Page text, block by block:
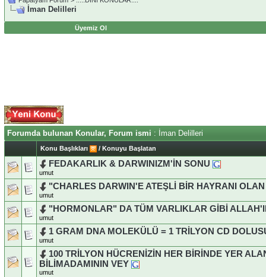
İman Delilleri
Üyemiz Ol
Forumda bulunan Konular, Forum ismi : İman Delilleri
Konu Başlıkları / Konuyu Başlatan
FEDAKARLIK & DARWINIZM'İN SONU
umut
"CHARLES DARWIN'E ATEŞLİ BİR HAYRANI
umut
"HORMONLAR" DA TÜM VARLIKLAR GİBİ
umut
1 GRAM DNA MOLEKÜLÜ = 1 TRİLYON CD
umut
100 TRİLYON HÜCRENİZİN HER BİRİNDE YER
BİLİMADAMININ VEY
umut